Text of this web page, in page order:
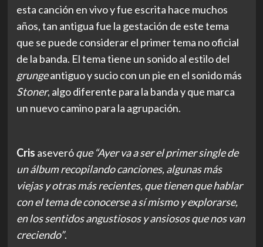
esta canción en vivo y fue escrita hace muchos
años, tan antigua fue la gestación de este tema
que se puede considerar el primer tema no oficial
de la banda. El tema tiene un sonido al estilo del
grungeantiguo y sucio con un pie en el sonido más
Stoner, algo diferente para la banda y que marca
un nuevo camino para la agrupación.
Cris aseveróque “Ayer va a ser el primer single de
un álbum recopilando canciones, algunas más
viejas y otras más recientes, que tienen que hablar
con el tema de conocerse a sí mismo y explorarse,
en los sentidos angustiosos y ansiosos que nos van
creciendo”.